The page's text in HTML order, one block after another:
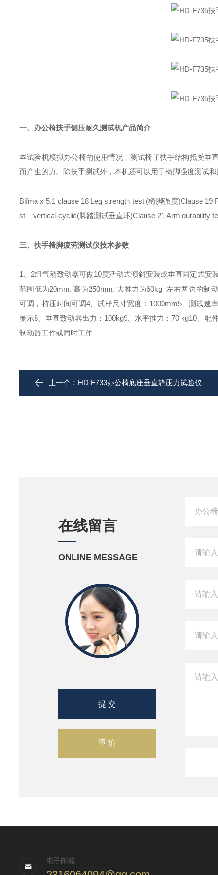
一、 办公椅扶手侧压耐久测试机产品简介
本试验机模拟办公椅的使用情况，测试椅子扶手结构抵受垂
而产生的力。除扶手测试外，本机还可以用于椅脚强度测试
Bifma x 5.1 clause 18 Leg strength test (椅脚强度)Clause
st – vertical-cyclic(脚踏测试垂直环)Clause 21 Arm durability
三、扶手椅脚疲劳测试仪技术参数
1、2组气动致动器可做10度活动式倾斜安装或垂直固定式
范围低为20mm, 高为250mm, 大推力为60kg. 左右两边的制
可调，持压时间可调4、试样尺寸宽度：1000mm5、测试速
显示8、垂直致动器出力：100kg9、水平推力 ：70 kg10、配
制动器工作或同时工作
上一个： HD-F733办公椅底座垂直静压力试验仪
在线留言
ONLINE MESSAGE
电子邮箱